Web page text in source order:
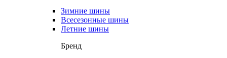
Зимние шины
Всесезонные шины
Летние шины
Бренд